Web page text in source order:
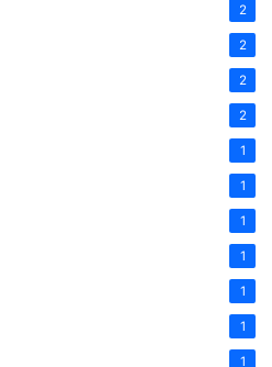
2
2
2
2
1
1
1
1
1
1
1